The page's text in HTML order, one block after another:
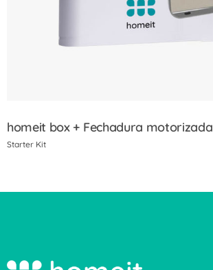
homeit box + Fechadura motorizada
Starter Kit